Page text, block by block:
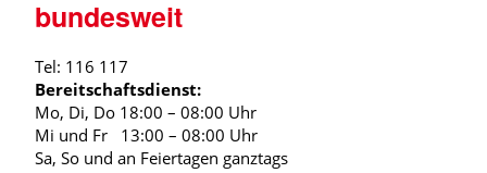
bundesweit
Tel: 116 117
Bereitschaftsdienst:
Mo, Di, Do 18:00 – 08:00 Uhr
Mi und Fr 13:00 – 08:00 Uhr
Sa, So und an Feiertagen ganztags